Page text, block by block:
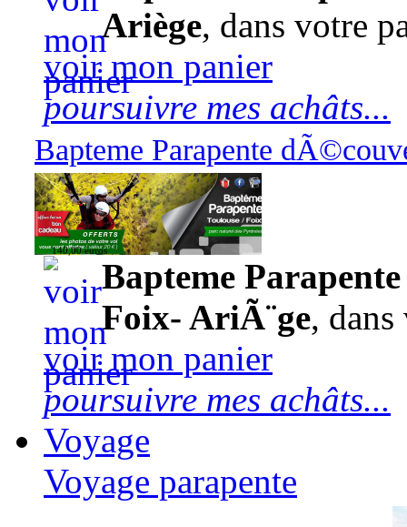
Ariège, dans votre
voir mon panier
poursuivre mes achâts...
Bapteme Parapente
140,00 euros
Bapteme
Foix- AriÃ¨ge,
voir mon panier
poursuivre mes achâts...
Voyage
Voyage parapente